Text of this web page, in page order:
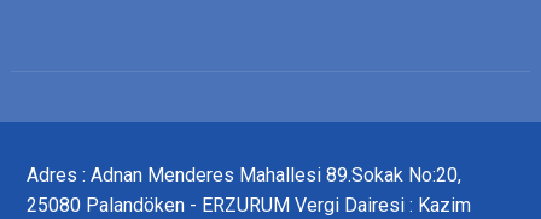
Adres : Adnan Menderes Mahallesi 89.Sokak No:20,
25080 Palandöken - ERZURUM Vergi Dairesi : Kazim